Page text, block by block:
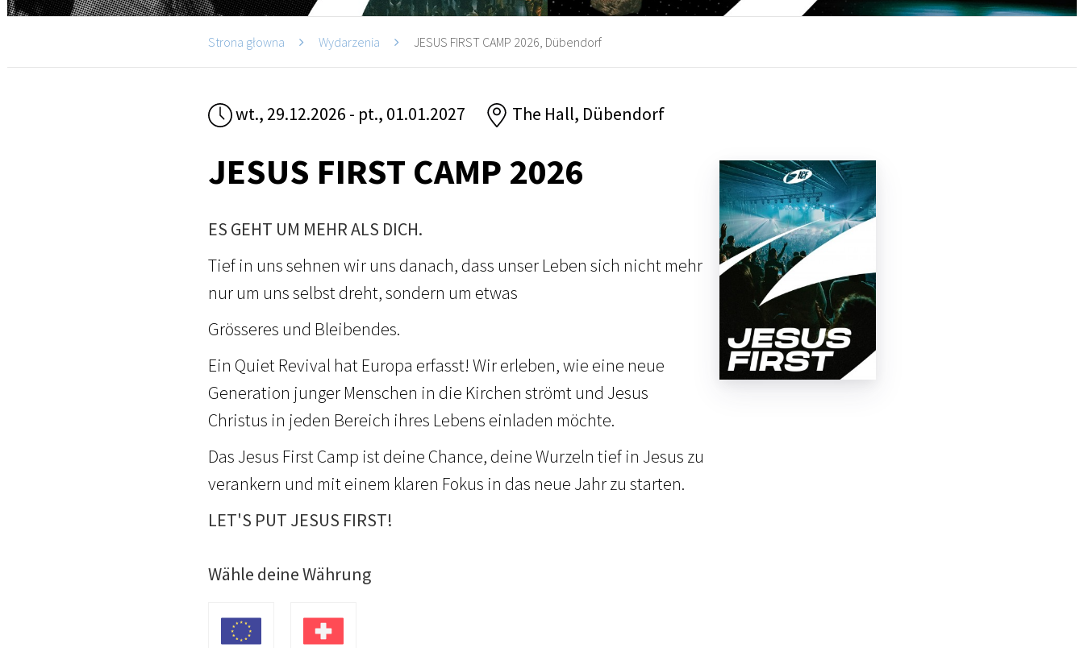
Strona głowna Wydarzenia JESUS FIRST CAMP 2026, Dübendorf
wt., 29.12.2026 - pt., 01.01.2027 The Hall, Dübendorf
JESUS FIRST CAMP 2026
ES GEHT UM MEHR ALS DICH.
Tief in uns sehnen wir uns danach, dass unser Leben sich nicht mehr
nur um uns selbst dreht, sondern um etwas
Grösseres und Bleibendes.
Ein Quiet Revival hat Europa erfasst! Wir erleben, wie eine neue
Generation junger Menschen in die Kirchen strömt und Jesus
Christus in jeden Bereich ihres Lebens einladen möchte.
Das Jesus First Camp ist deine Chance, deine Wurzeln tief in Jesus zu
verankern und mit einem klaren Fokus in das neue Jahr zu starten.
LET'S PUT JESUS FIRST!
Wähle deine Währung